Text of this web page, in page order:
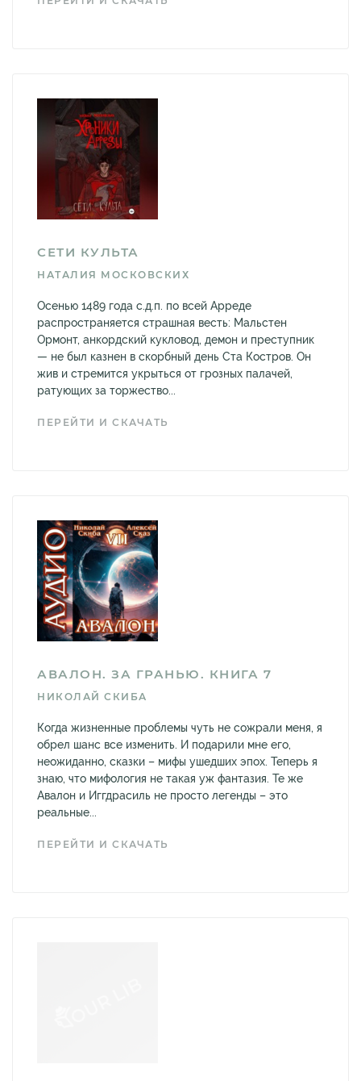
СЕТИ КУЛЬТА
НАТАЛИЯ МОСКОВСКИХ
Осенью 1489 года с.д.п. по всей Арреде
распространяется страшная весть: Мальстен
Ормонт, анкордский кукловод, демон и преступник
— не был казнен в скорбный день Ста Костров. Он
жив и стремится укрыться от грозных палачей,
ратующих за торжество...
ПЕРЕЙТИ И СКАЧАТЬ
АВАЛОН. ЗА ГРАНЬЮ. КНИГА 7
НИКОЛАЙ СКИБА
Когда жизненные проблемы чуть не сожрали меня, я
обрел шанс все изменить. И подарили мне его,
неожиданно, сказки – мифы ушедших эпох. Теперь я
знаю, что мифология не такая уж фантазия. Те же
Авалон и Иггдрасиль не просто легенды – это
реальные...
ПЕРЕЙТИ И СКАЧАТЬ